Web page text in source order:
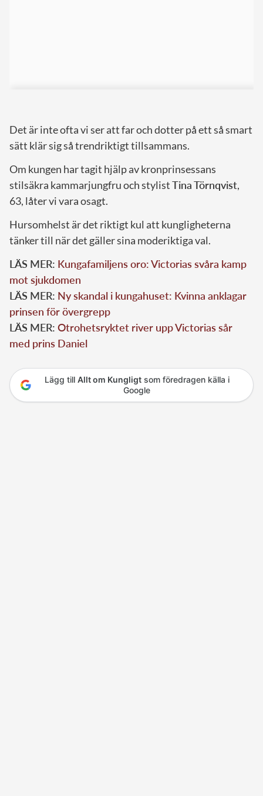
Det är inte ofta vi ser att far och dotter på ett så smart
sätt klär sig så trendriktigt tillsammans.
Om kungen har tagit hjälp av kronprinsessans
stilsäkra kammarjungfru och stylistTina Törnqvist,
63, låter vi vara osagt.
Hursomhelst är det riktigt kul att kungligheterna
tänker till när det gäller sina moderiktiga val.
LÄS MER: Kungafamiljens oro: Victorias svåra kamp
mot sjukdomen
LÄS MER: Ny skandal i kungahuset: Kvinna anklagar
prinsen för övergrepp
LÄS MER: Otrohetsryktet river upp Victorias sår
med prins Daniel
Lägg till Allt om Kungligtsom föredragen källa i
Google